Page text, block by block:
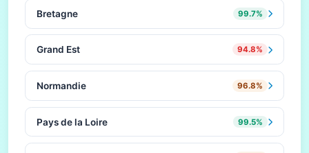
Bretagne 99.7%
Grand Est 94.8%
Normandie 96.8%
Pays de la Loire 99.5%